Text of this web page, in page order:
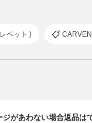
ペット )
があわない場合返品は